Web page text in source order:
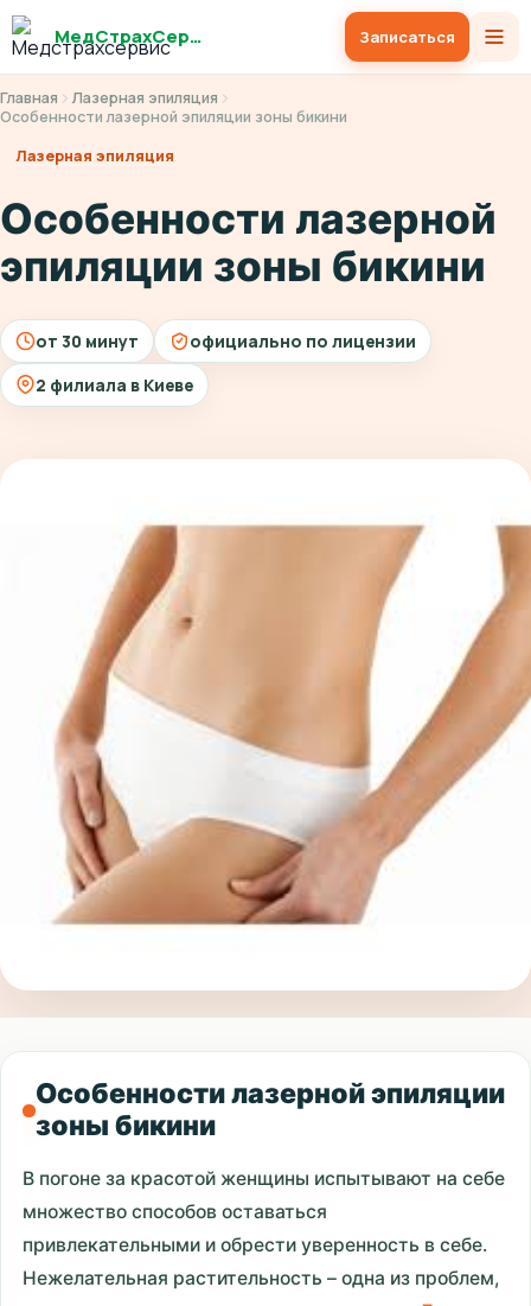
МедСтрахСервис Записаться
Главная
Лазерная эпиляция
Особенности лазерной эпиляции зоны бикини
Лазерная эпиляция
Особенности лазерной
эпиляции зоны бикини
от 30 минут
официально по лицензии
2 филиала в Киеве
Особенности лазерной эпиляции
зоны бикини
В погоне за красотой женщины испытывают на себе
множество способов оставаться
привлекательными и обрести уверенность в себе.
Нежелательная растительность – одна из проблем,